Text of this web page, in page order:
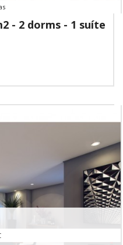
- 2 dorms - 1 suíte